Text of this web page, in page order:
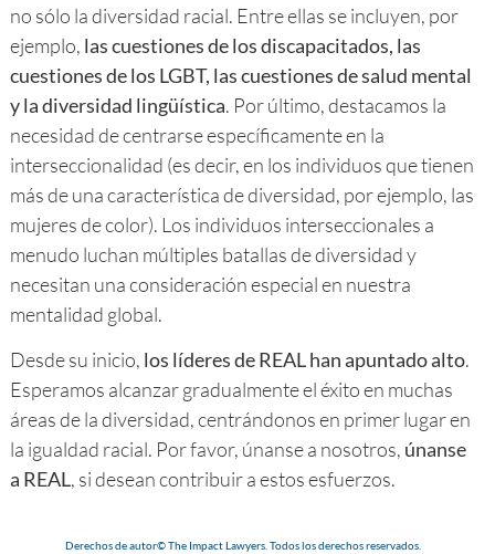
no sólo la diversidad racial. Entre ellas se incluyen, por
ejemplo, las cuestiones de los discapacitados, las
cuestiones de los LGBT, las cuestiones de salud mental
y la diversidad lingüística. Por último, destacamos la
necesidad de centrarse específicamente en la
interseccionalidad (es decir, en los individuos que tienen
más de una característica de diversidad, por ejemplo, las
mujeres de color). Los individuos interseccionales a
menudo luchan múltiples batallas de diversidad y
necesitan una consideración especial en nuestra
mentalidad global.
Desde su inicio, los líderes de REAL han apuntado alto.
Esperamos alcanzar gradualmente el éxito en muchas
áreas de la diversidad, centrándonos en primer lugar en
la igualdad racial. Por favor, únanse a nosotros, únanse
a REAL, si desean contribuir a estos esfuerzos.
Derechos de autor© The Impact Lawyers. Todos los derechos reservados.